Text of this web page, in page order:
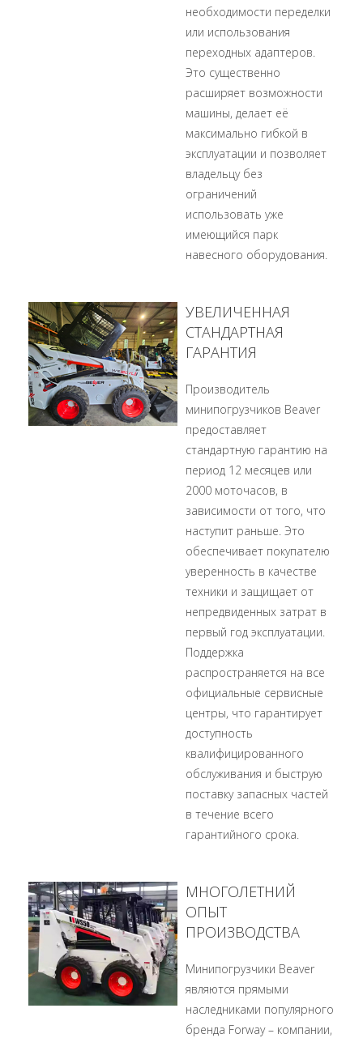
необходимости переделки
или использования
переходных адаптеров.
Это существенно
расширяет возможности
машины, делает её
максимально гибкой в
эксплуатации и позволяет
владельцу без
ограничений
использовать уже
имеющийся парк
навесного оборудования.
УВЕЛИЧЕННАЯ
СТАНДАРТНАЯ
ГАРАНТИЯ
Производитель
минипогрузчиков Beaver
предоставляет
стандартную гарантию на
период 12 месяцев или
2000 моточасов, в
зависимости от того, что
наступит раньше. Это
обеспечивает покупателю
уверенность в качестве
техники и защищает от
непредвиденных затрат в
первый год эксплуатации.
Поддержка
распространяется на все
официальные сервисные
центры, что гарантирует
доступность
квалифицированного
обслуживания и быструю
поставку запасных частей
в течение всего
гарантийного срока.
МНОГОЛЕТНИЙ
ОПЫТ
ПРОИЗВОДСТВА
Минипогрузчики Beaver
являются прямыми
наследниками популярного
бренда Forway – компании,